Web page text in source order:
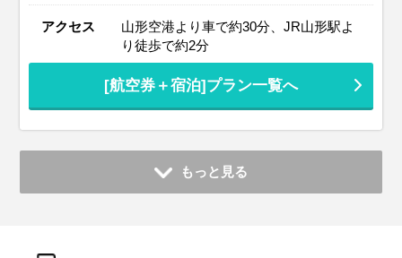
アクセス
山形空港より車で約30分、JR山形駅よ
り徒歩で約2分
[航空券＋宿泊]プラン一覧へ
もっと見る